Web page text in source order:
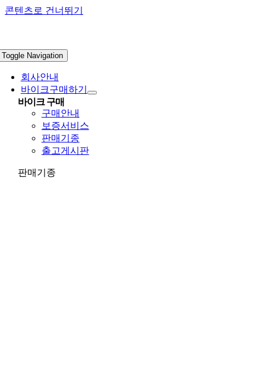
콘텐츠로 건너뛰기
Toggle Navigation
회사안내
바이크구매하기
바이크 구매
구매안내
보증서비스
판매기종
출고게시판
판매기종